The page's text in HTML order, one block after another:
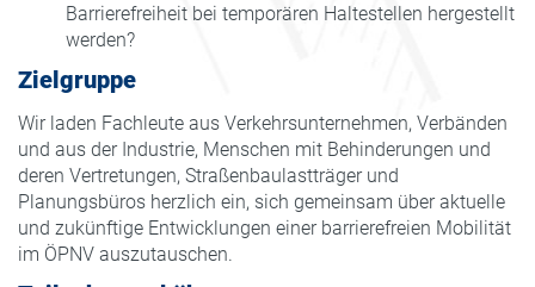
Barrierefreiheit bei temporären Haltestellen hergestellt
werden?
Zielgruppe
Wir laden Fachleute aus Verkehrsunternehmen, Verbänden
und aus der Industrie, Menschen mit Behinderungen und
deren Vertretungen, Straßenbaulastträger und
Planungsbüros herzlich ein, sich gemeinsam über aktuelle
und zukünftige Entwicklungen einer barrierefreien Mobilität
im ÖPNV auszutauschen.